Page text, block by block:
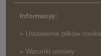
Informację:
» Ustawienia plików
» Warunki umowy